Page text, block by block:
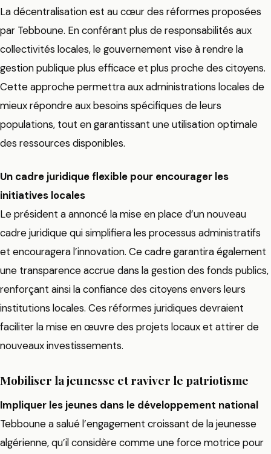
La décentralisation est au cœur des réformes proposées
par Tebboune. En conférant plus de responsabilités aux
collectivités locales, le gouvernement vise à rendre la
gestion publique plus efficace et plus proche des citoyens.
Cette approche permettra aux administrations locales de
mieux répondre aux besoins spécifiques de leurs
populations, tout en garantissant une utilisation optimale
des ressources disponibles.
Un cadre juridique flexible pour encourager les
initiatives locales
Le président a annoncé la mise en place d’un nouveau
cadre juridique qui simplifiera les processus administratifs
et encouragera l’innovation. Ce cadre garantira également
une transparence accrue dans la gestion des fonds publics,
renforçant ainsi la confiance des citoyens envers leurs
institutions locales. Ces réformes juridiques devraient
faciliter la mise en œuvre des projets locaux et attirer de
nouveaux investissements.
Mobiliser la jeunesse et raviver le patriotisme
Impliquer les jeunes dans le développement national
Tebboune a salué l’engagement croissant de la jeunesse
algérienne, qu’il considère comme une force motrice pour